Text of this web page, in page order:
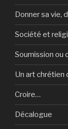
Donner sa vie,
Société et
Soumission ou
Un art chrétien
Croire…
Décalogue